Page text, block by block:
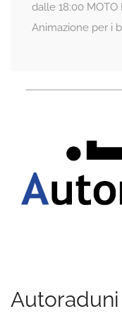
dalle 18:00
Animazione per i